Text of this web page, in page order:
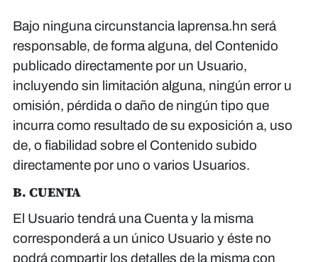
Bajo ninguna circunstancia laprensa.hn será
responsable, de forma alguna, del Contenido
publicado directamente por un Usuario,
incluyendo sin limitación alguna, ningún error u
omisión, pérdida o daño de ningún tipo que
incurra como resultado de su exposición a, uso
de, o fiabilidad sobre el Contenido subido
directamente por uno o varios Usuarios.
B. CUENTA
El Usuario tendrá una Cuenta y la misma
corresponderá a un único Usuario y éste no
podrá compartir los detalles de la misma con